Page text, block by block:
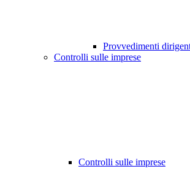
Provvedimenti
Controlli sulle imprese
Controlli sulle imprese